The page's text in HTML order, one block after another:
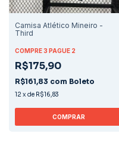
Camisa Atlético Mineiro -
Third
COMPRE 3 PAGUE 2
R$175,90
R$161,83 com Boleto
12 xde R$16,83
COMPRAR